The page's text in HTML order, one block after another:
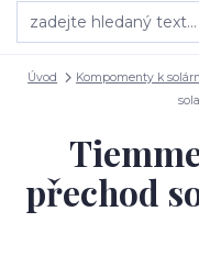
Úvod Kompomenty k
přechod